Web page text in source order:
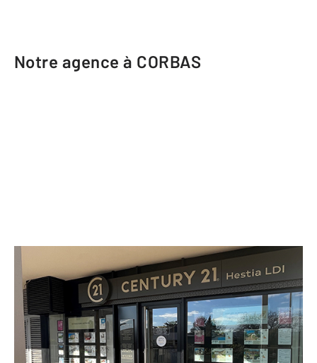
Notre agence à CORBAS
CENTURY 21 Hestia LDI
44 avenue Salvador Allende Le
Costel
CORBAS - 69960